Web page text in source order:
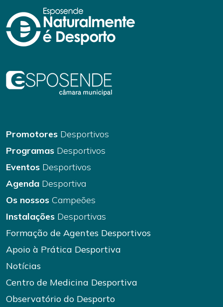
Promotores Desportivos
Programas Desportivos
Eventos Desportivos
Agenda Desportiva
Os nossos Campeões
Instalações Desportivas
Formação de Agentes Desportivos
Apoio à Prática Desportiva
Notícias
Centro de Medicina Desportiva
Observatório do Desporto